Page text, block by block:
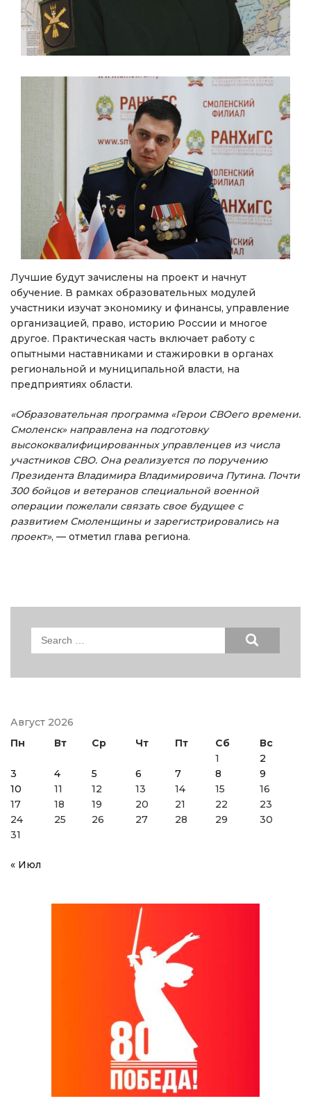
Лучшие будут зачислены на проект и начнут
обучение. В рамках образовательных модулей
участники изучат экономику и финансы, управление
организацией, право, историю России и многое
другое. Практическая часть включает работу с
опытными наставниками и стажировки в органах
региональной и муниципальной власти, на
предприятиях области.
«Образовательная программа «Герои СВОего времени.
Смоленск» направлена на подготовку
высококвалифицированных управленцев из числа
участников СВО. Она реализуется по поручению
Президента Владимира Владимировича Путина. Почти
300 бойцов и ветеранов специальной военной
операции пожелали связать свое будущее с
развитием Смоленщины и зарегистрировались на
проект», — отметил глава региона.
Search
Август 2026
Пн
Вт Ср Чт Пт Сб
Вс
1
2
3
4 5 6 7 8
9
10
11 12 13 14 15
16
17
18 19 20 21 22
23
24
25 26 27 28 29
30
31
« Июл